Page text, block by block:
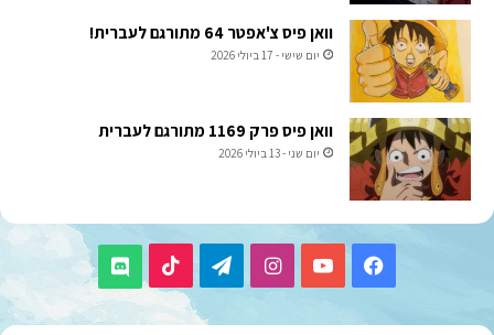
וואן פיס צ'אפטר 64 מתורגם לעברית!
יום שישי - 17 ביולי 2026
וואן פיס פרק 1169 מתורגם לעברית
יום שני - 13 ביולי 2026
Facebook
YouTube
Instagram
Telegram
TikTok
Discord